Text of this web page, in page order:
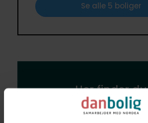
Se alle 5 boliger
Her finder du